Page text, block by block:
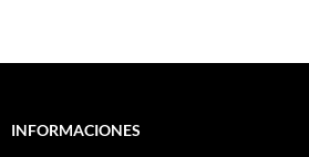
INFORMACIONES